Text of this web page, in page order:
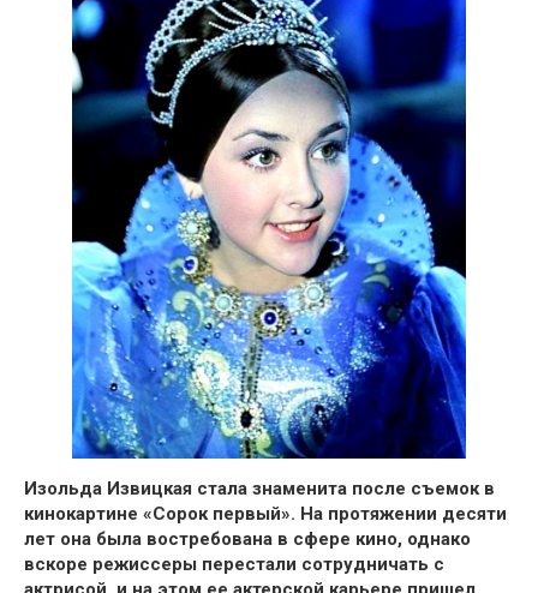
Изольда Извицкая стала знаменита после съемок в
кинокартине «Сорок первый». На протяжении десяти
лет она была востребована в сфере кино, однако
вскоре режиссеры перестали сотрудничать с